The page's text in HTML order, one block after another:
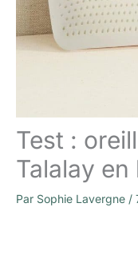
Test :
Talalay
Par Sophie Lavergne /